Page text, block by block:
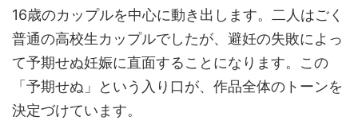
16歳のカップルを中心に動き出します。二人はごく
普通の高校生カップルでしたが、避妊の失敗によっ
て予期せぬ妊娠に直面することになります。この
「予期せぬ」という入り口が、作品全体のトーンを
決定づけています。